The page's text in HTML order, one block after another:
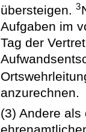
übersteigen.3
Aufgaben im
Tag der
anzurechnen.
(3) Andere